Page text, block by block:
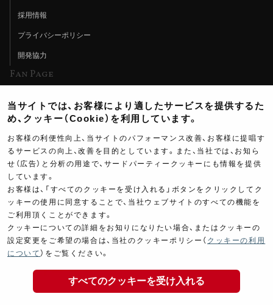
3,200(税込￥3,520)
採用情報
プライバシーポリシー
開発協力
Fan Page
ヨシムラTV
イベント情報
イベントスケジュール
ツーリングブレイクタイム
製品ポスター
Copyright ©YOSHIMURA JAPAN Co,Ltd. All Rights
当サイトでは、お客様により適したサービスを提供するた
め、クッキー（Cookie）を利用しています。
お客様の利便性向上、当サイトのパフォーマンス改善、お客様に提唱す
るサービスの向上、改善を目的としています。また、当社では、お知ら
せ（広告）と分析の用途で、サードパーティークッキーにも情報を提供
しています。
お客様は、「すべてのクッキーを受け入れる」ボタンをクリックしてク
ッキーの使用に同意することで、当社ウェブサイトのすべての機能を
ご利用頂くことができます。
クッキーについての詳細をお知りになりたい場合、またはクッキーの
設定変更をご希望の場合は、当社のクッキーポリシー（ クッキーの利用
について ）をご覧ください。
すべてのクッキーを受け入れる